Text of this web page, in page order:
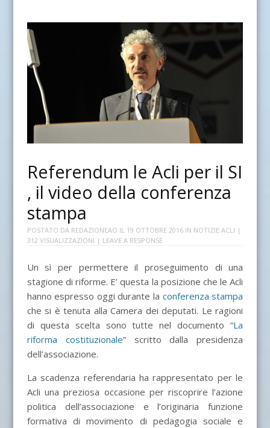
Referendum le Acli per il SI
, il video della conferenza
stampa
POSTATO DA REDAZIONEAO IL 19 OTTOBRE 2016IN NOTIZIE ACLI |
312 VISUALIZZAZIONI | LEAVE A RESPONSE
Un sì per permettere il proseguimento di una
stagione di riforme. E’ questa la posizione che le Acli
hanno espresso oggi durante la conferenza stampa
che si è tenuta alla Camera dei deputati. Le ragioni
di questa scelta sono tutte nel documento “La
riforma costituzionale” scritto dalla presidenza
dell’associazione.
La scadenza referendaria ha rappresentato per le
Acli una preziosa occasione per riscoprire l’azione
politica dell’associazione e l’originaria funzione
formativa di movimento di pedagogia sociale e